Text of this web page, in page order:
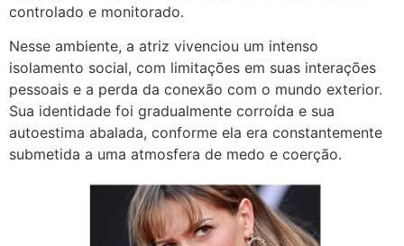
controlado e monitorado.
Nesse ambiente, a atriz vivenciou um intenso
isolamento social, com limitações em suas interações
pessoais e a perda da conexão com o mundo exterior.
Sua identidade foi gradualmente corroída e sua
autoestima abalada, conforme ela era constantemente
submetida a uma atmosfera de medo e coerção.